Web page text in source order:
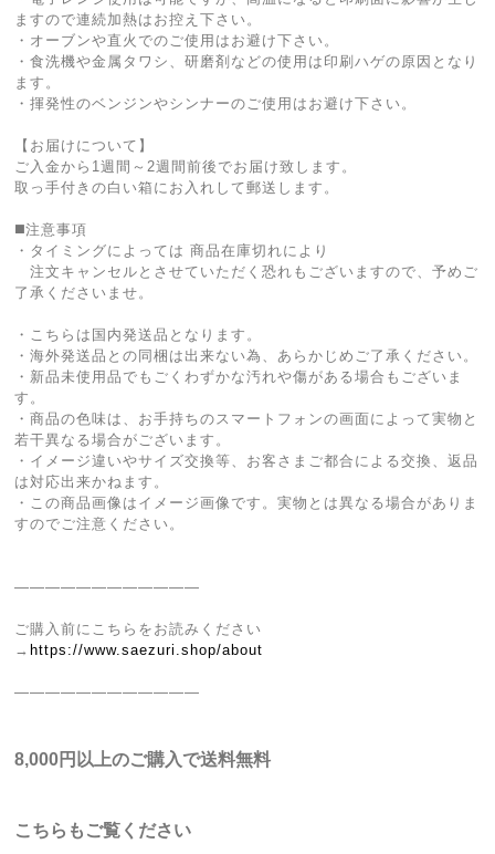
ますので連続加熱はお控え下さい。
・オーブンや直火でのご使用はお避け下さい。
・食洗機や金属タワシ、研磨剤などの使用は印刷ハゲの原因となり
ます。
・揮発性のベンジンやシンナーのご使用はお避け下さい。
【お届けについて】
ご入金から1週間～2週間前後でお届け致します。
取っ手付きの白い箱にお入れして郵送します。
◼️注意事項
・タイミングによっては 商品在庫切れにより
注文キャンセルとさせていただく恐れもございますので、予めご
了承くださいませ。
・こちらは国内発送品となります。
・海外発送品との同梱は出来ない為、あらかじめご了承ください。
・新品未使用品でもごくわずかな汚れや傷がある場合もございま
す。
・商品の色味は、お手持ちのスマートフォンの画面によって実物と
若干異なる場合がございます。
・イメージ違いやサイズ交換等、お客さまご都合による交換、返品
は対応出来かねます。
・この商品画像はイメージ画像です。実物とは異なる場合がありま
すのでご注意ください。
————————————
ご購入前にこちらをお読みください
→ https://www.saezuri.shop/about
————————————
8,000円以上のご購入で送料無料
こちらもご覧ください